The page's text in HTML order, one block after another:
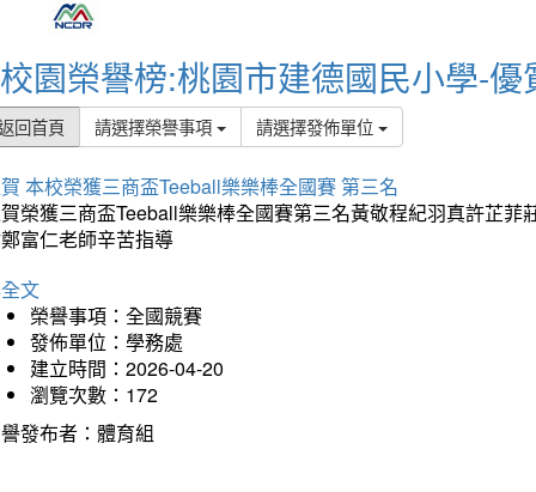
校園榮譽榜:桃園市建德國民小學-優
回首頁 請選擇榮譽事項 請選擇發佈單位
本校榮獲三商盃Teeball樂樂棒全國賽 第三名
榮獲三商盃Teeball樂樂棒全國賽第三名黃敬程紀羽真許芷
富仁老師辛苦指導
文
榮譽事項：全國競賽
發佈單位：學務處
建立時間：2026-04-20
瀏覽次數：172
發布者：體育組